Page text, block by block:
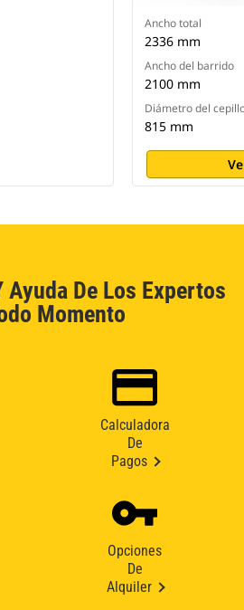
Ancho total
2336 mm
Ancho del barrido
2100 mm
Diámetro del
815 mm
De Los Expertos
Momento
Calculadora
De
Pagos
Opciones
De
Alquiler